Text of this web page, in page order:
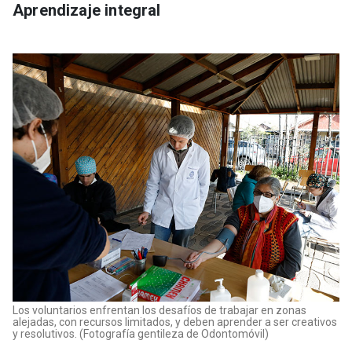
Aprendizaje integral
Los voluntarios enfrentan los desafíos de trabajar en zonas
alejadas, con recursos limitados, y deben aprender a ser creativos
y resolutivos. (Fotografía gentileza de Odontomóvil)